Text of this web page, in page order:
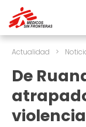
Actualidad >
De